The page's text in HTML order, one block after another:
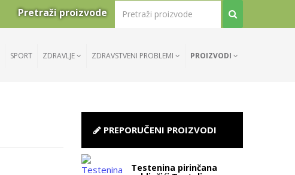
Pretraži proizvode
SPORT ZDRAVLJE ZDRAVSTVENI PROBLEMI PROIZVODI
PREPORUČENI PROIZVODI
Testenina pirinčana